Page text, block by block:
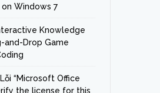
on Windows 7
Knowledge
and-Drop Game
“Microsoft Office
the license for this